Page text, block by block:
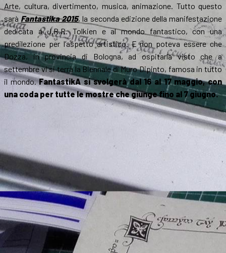
Arte, cultura, divertimento, musica, animazione. Tutto questo
sarà Fantastika 2015, la seconda edizione della manifestazione
dedicata a J.R.R. Tolkien e al mondo fantastico, con una
predilezione per l’aspetto artistico. E non poteva essere che
Dozza, in provincia di Bologna, ad ospitarla visto che a
settembre vi si terrà la Biennale di Muro Dipinto, famosa in tutto
il mondo.FantastikA si svolgerà dal 16 al 17 maggio, con
una coda per tutte le mostre che giunge fino al 7 giugno.